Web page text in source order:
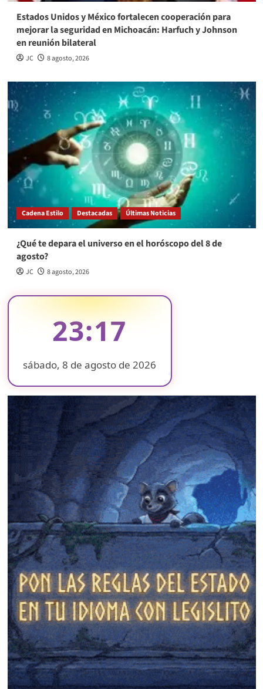
Estados Unidos y México fortalecen cooperación para
mejorar la seguridad en Michoacán: Harfuch y Johnson
en reunión bilateral
JC 8 agosto, 2026
Cadena Estilo Destacadas Últimas Noticias
¿Qué te depara el universo en el horóscopo del 8 de
agosto?
JC 8 agosto, 2026
23:17
sábado, 8 de agosto de 2026
❄
❄
❄
❄
❄